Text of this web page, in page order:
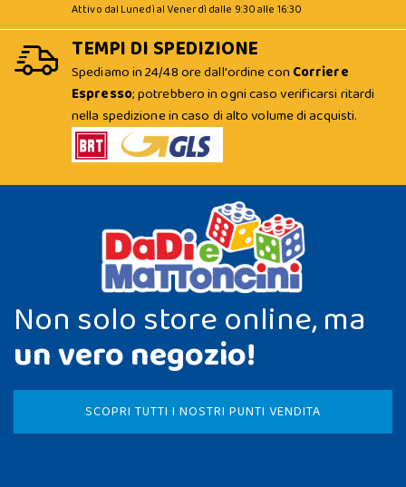
Attivo dal Lunedì al Venerdì dalle 9:30 alle 16:30
TEMPI DI SPEDIZIONE
Spediamo in 24/48 ore dall'ordine con Corriere
Espresso; potrebbero in ogni caso verificarsi ritardi
nella spedizione in caso di alto volume di acquisti.
Non solo store online, ma
un vero negozio!
SCOPRI TUTTI I NOSTRI PUNTI VENDITA